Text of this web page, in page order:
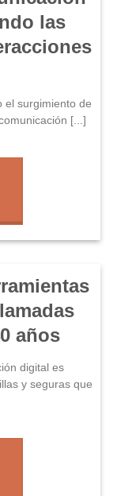
las
el surgimiento de
[...]
años
digital es
y seguras que